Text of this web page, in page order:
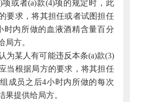
项或者(a)款(4)项的规定时，此
要求，将其担任或者试图担任
时内所做的血液酒精含量百分
局方。
为某人有可能违反本条(a)款(3)
当根据局方的要求，将其担任
成员之后4小时内所做的每次
果提供给局方。